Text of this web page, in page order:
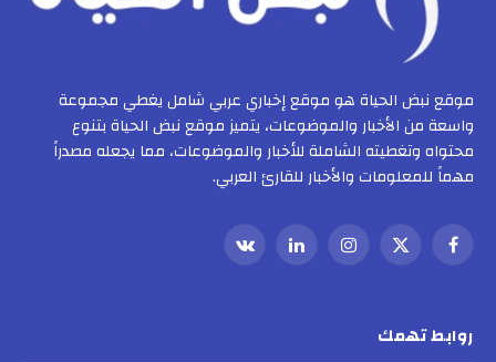
موقع نبض الحياة هو موقع إخباري عربي شامل يغطي مجموعة
واسعة من الأخبار والموضوعات، يتميز موقع نبض الحياة بتنوع
محتواه وتغطيته الشاملة للأخبار والموضوعات، مما يجعله مصدراً
مهماً للمعلومات والأخبار للقارئ العربي.
فيسبوك
X
الانستغراملينكدإنVKontakte
روابط تهمك